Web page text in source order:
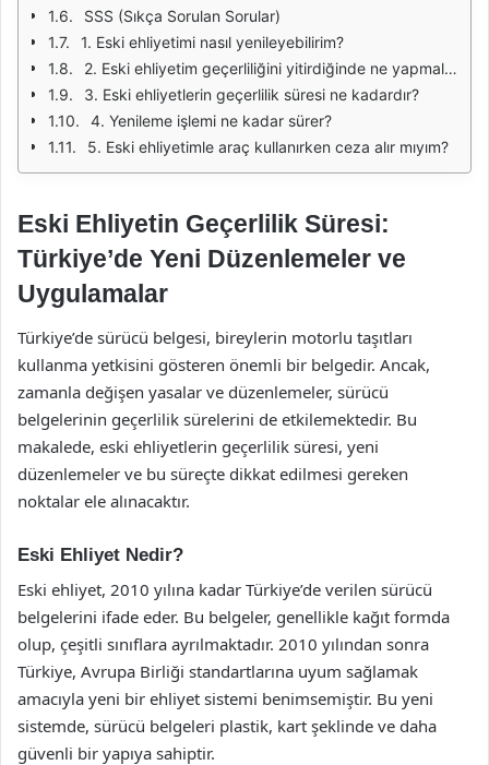
SSS (Sıkça Sorulan Sorular)
1. Eski ehliyetimi nasıl yenileyebilirim?
2. Eski ehliyetim geçerliliğini yitirdiğinde ne yapmalıyım?
3. Eski ehliyetlerin geçerlilik süresi ne kadardır?
4. Yenileme işlemi ne kadar sürer?
5. Eski ehliyetimle araç kullanırken ceza alır mıyım?
Eski Ehliyetin Geçerlilik Süresi:
Türkiye’de Yeni Düzenlemeler ve
Uygulamalar
Türkiye’de sürücü belgesi, bireylerin motorlu taşıtları
kullanma yetkisini gösteren önemli bir belgedir. Ancak,
zamanla değişen yasalar ve düzenlemeler, sürücü
belgelerinin geçerlilik sürelerini de etkilemektedir. Bu
makalede, eski ehliyetlerin geçerlilik süresi, yeni
düzenlemeler ve bu süreçte dikkat edilmesi gereken
noktalar ele alınacaktır.
Eski Ehliyet Nedir?
Eski ehliyet, 2010 yılına kadar Türkiye’de verilen sürücü
belgelerini ifade eder. Bu belgeler, genellikle kağıt formda
olup, çeşitli sınıflara ayrılmaktadır. 2010 yılından sonra
Türkiye, Avrupa Birliği standartlarına uyum sağlamak
amacıyla yeni bir ehliyet sistemi benimsemiştir. Bu yeni
sistemde, sürücü belgeleri plastik, kart şeklinde ve daha
güvenli bir yapıya sahiptir.